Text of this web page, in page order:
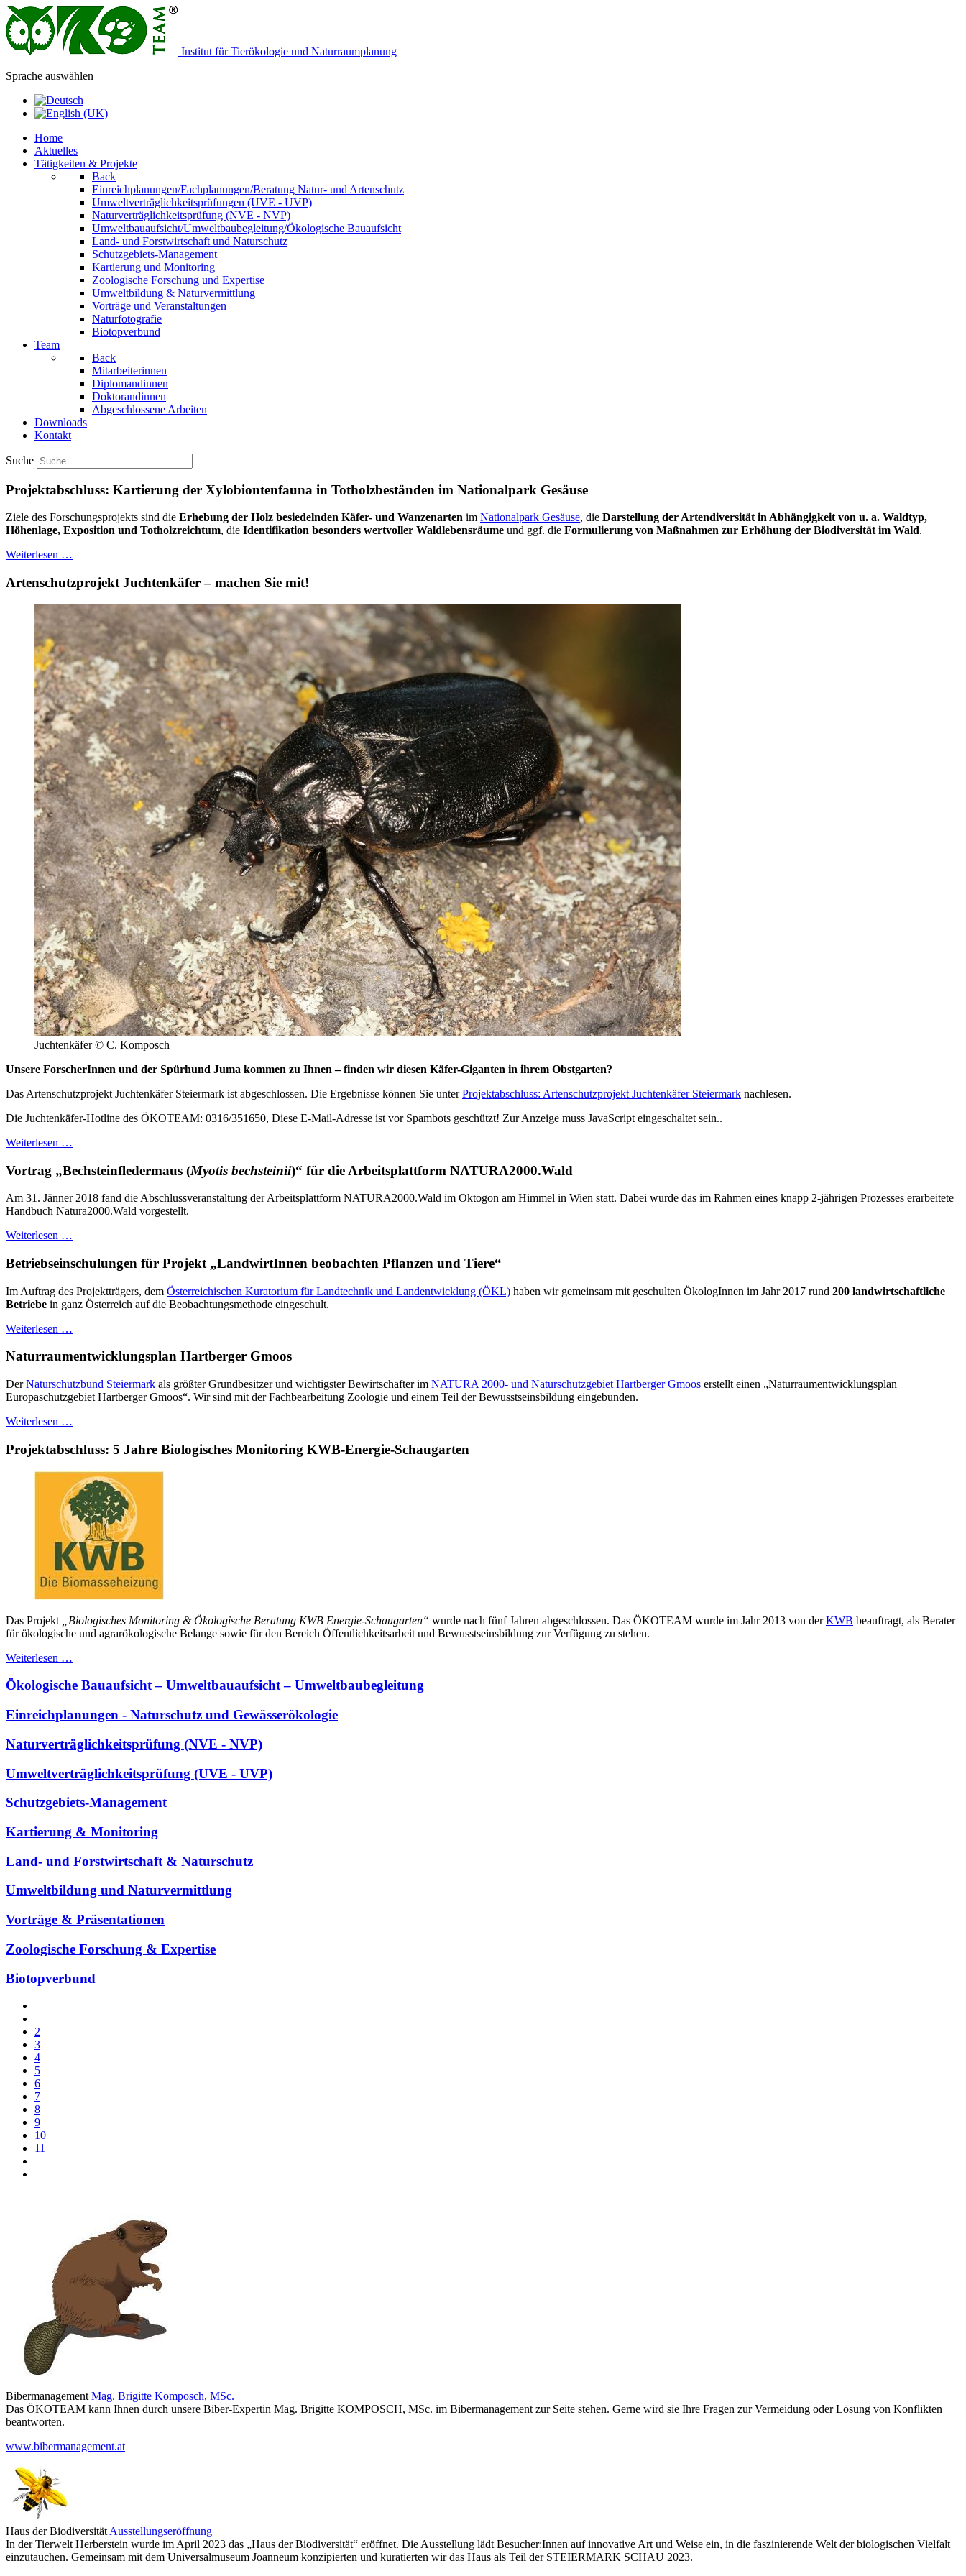
Institut für Tierökologie und Naturraumplanung
Sprache auswählen
Home
Aktuelles
Tätigkeiten & Projekte
Back
Einreichplanungen/Fachplanungen/Beratung Natur- und Artenschutz
Umweltverträglichkeitsprüfungen (UVE - UVP)
Naturverträglichkeitsprüfung (NVE - NVP)
Umweltbauaufsicht/Umweltbaubegleitung/Ökologische Bauaufsicht
Land- und Forstwirtschaft und Naturschutz
Schutzgebiets-Management
Kartierung und Monitoring
Zoologische Forschung und Expertise
Umweltbildung & Naturvermittlung
Vorträge und Veranstaltungen
Naturfotografie
Biotopverbund
Team
Back
Mitarbeiterinnen
Diplomandinnen
Doktorandinnen
Abgeschlossene Arbeiten
Downloads
Kontakt
Suche
Projektabschluss: Kartierung der Xylobiontenfauna in Totholzbeständen im Nationalpark Gesäuse
Ziele des Forschungsprojekts sind die Erhebung der Holz besiedelnden Käfer- und Wanzenarten im Nationalpark Gesäuse, die Darstellung der Artendiversität in Abhängigkeit von u. a. Waldtyp,
Höhenlage, Exposition und Totholzreichtum, die Identifikation besonders wertvoller Waldlebensräume und ggf. die Formulierung von Maßnahmen zur Erhöhung der Biodiversität im Wald.
Weiterlesen …
Artenschutzprojekt Juchtenkäfer – machen Sie mit!
Juchtenkäfer © C. Komposch
Unsere ForscherInnen und der Spürhund Juma kommen zu Ihnen – finden wir diesen Käfer-Giganten in ihrem Obstgarten?
Das Artenschutzprojekt Juchtenkäfer Steiermark ist abgeschlossen. Die Ergebnisse können Sie unterProjektabschluss: Artenschutzprojekt Juchtenkäfer Steiermark nachlesen.
Die Juchtenkäfer-Hotline des ÖKOTEAM: 0316/351650, Diese E-Mail-Adresse ist vor Spambots geschützt! Zur Anzeige muss JavaScript eingeschaltet sein..
Weiterlesen …
Vortrag „Bechsteinfledermaus (Myotis bechsteinii)“ für die Arbeitsplattform NATURA2000.Wald
Am 31. Jänner 2018 fand die Abschlussveranstaltung der Arbeitsplattform NATURA2000.Wald im Oktogon am Himmel in Wien statt. Dabei wurde das im Rahmen eines knapp 2-jährigen Prozesses erarbeitete
Handbuch Natura2000.Wald vorgestellt.
Weiterlesen …
Betriebseinschulungen für Projekt „LandwirtInnen beobachten Pflanzen und Tiere“
Im Auftrag des Projektträgers, dem Österreichischen Kuratorium für Landtechnik und Landentwicklung (ÖKL) haben wir gemeinsam mit geschulten ÖkologInnen im Jahr 2017 rund 200 landwirtschaftliche
Betriebe in ganz Österreich auf die Beobachtungsmethode eingeschult.
Weiterlesen …
Naturraumentwicklungsplan Hartberger Gmoos
DerNaturschutzbund Steiermark als größter Grundbesitzer und wichtigster Bewirtschafter im NATURA 2000- und Naturschutzgebiet Hartberger Gmoos erstellt einen „Naturraumentwicklungsplan
Europaschutzgebiet Hartberger Gmoos“. Wir sind mit der Fachbearbeitung Zoologie und einem Teil der Bewusstseinsbildung eingebunden.
Weiterlesen …
Projektabschluss: 5 Jahre Biologisches Monitoring KWB-Energie-Schaugarten
Das Projekt „Biologisches Monitoring & Ökologische Beratung KWB Energie-Schaugarten“ wurde nach fünf Jahren abgeschlossen. Das ÖKOTEAM wurde im Jahr 2013 von derKWB beauftragt, als Berater
für ökologische und agrarökologische Belange sowie für den Bereich Öffentlichkeitsarbeit und Bewusstseinsbildung zur Verfügung zu stehen.
Weiterlesen …
Ökologische Bauaufsicht – Umweltbauaufsicht – Umweltbaubegleitung
Einreichplanungen - Naturschutz und Gewässerökologie
Naturverträglichkeitsprüfung (NVE - NVP)
Umweltverträglichkeitsprüfung (UVE - UVP)
Schutzgebiets-Management
Kartierung & Monitoring
Land- und Forstwirtschaft & Naturschutz
Umweltbildung und Naturvermittlung
Vorträge & Präsentationen
Zoologische Forschung & Expertise
Biotopverbund
2
3
4
5
6
7
8
9
10
11
Bibermanagement Mag. Brigitte Komposch, MSc.
Das ÖKOTEAM kann Ihnen durch unsere Biber-Expertin Mag. Brigitte KOMPOSCH, MSc. im Bibermanagement zur Seite stehen. Gerne wird sie Ihre Fragen zur Vermeidung oder Lösung von Konflikten
beantworten.
www.bibermanagement.at
Haus der Biodiversität Ausstellungseröffnung
In der Tierwelt Herberstein wurde im April 2023 das „Haus der Biodiversität“ eröffnet. Die Ausstellung lädt Besucher:Innen auf innovative Art und Weise ein, in die faszinierende Welt der biologischen Vielfalt
einzutauchen. Gemeinsam mit dem Universalmuseum Joanneum konzipierten und kuratierten wir das Haus als Teil der STEIERMARK SCHAU 2023.